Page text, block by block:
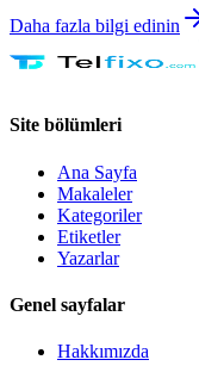
Daha fazla bilgi edinin
Site bölümleri
Ana Sayfa
Makaleler
Kategoriler
Etiketler
Yazarlar
Genel sayfalar
Hakkımızda